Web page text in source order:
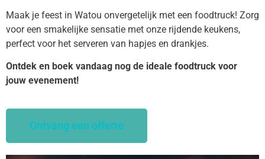
Maak je feest in Watou onvergetelijk met een foodtruck! Zorg
voor een smakelijke sensatie met onze rijdende keukens,
perfect voor het serveren van hapjes en drankjes.
Ontdek en boek vandaag nog de ideale foodtruck voor
jouw evenement!
Ontvang een offerte